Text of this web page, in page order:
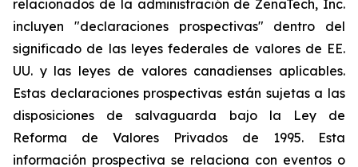
relacionados de la administración de ZenaTech, Inc.
incluyen "declaraciones prospectivas" dentro del
significado de las leyes federales de valores de EE.
UU. y las leyes de valores canadienses aplicables.
Estas declaraciones prospectivas están sujetas a las
disposiciones de salvaguarda bajo la Ley de
Reforma de Valores Privados de 1995. Esta
información prospectiva se relaciona con eventos o